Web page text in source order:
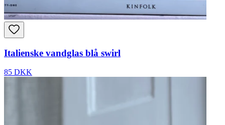
Italienske vandglas blå swirl
85 DKK